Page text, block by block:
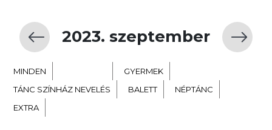
2023. szeptember
MINDEN
GYERMEK
TÁNC SZÍNHÁZ NEVELÉS
BALETT
NÉPTÁNC
EXTRA